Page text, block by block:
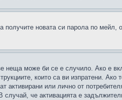
новата си парола по мейл,
неща може би се е случило. Ако е
които са ви изпратени.
активирани или лично от
че активацията е